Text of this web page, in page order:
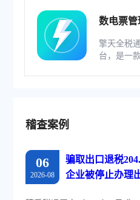
数电票管
擎天全税
台，是一
稽查案例
06
2026-08
骗取出口退税
企业被停止办理